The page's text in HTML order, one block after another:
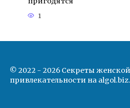
1
© 2022 - 2026 Секреты
привлекательности на